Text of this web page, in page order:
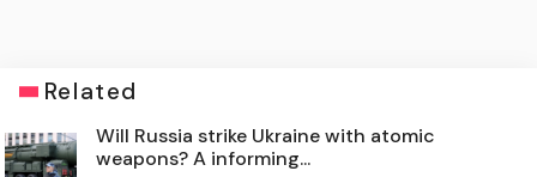
Related
Will Russia strike Ukraine with atomic
weapons? A informing...